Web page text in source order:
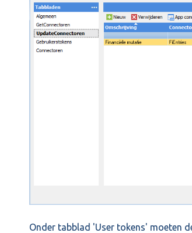
Onder tabblad 'User tokens' moeten